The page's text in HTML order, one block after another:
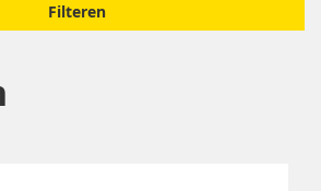
Filteren